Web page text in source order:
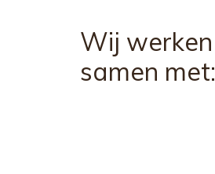
Wij werken
samen met: